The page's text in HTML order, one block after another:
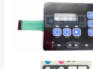
précise
confortable